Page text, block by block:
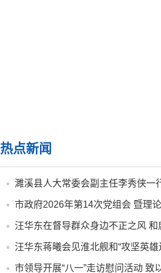
热点新闻
汪华东蒋曦会见淮北舰和“攻坚英雄